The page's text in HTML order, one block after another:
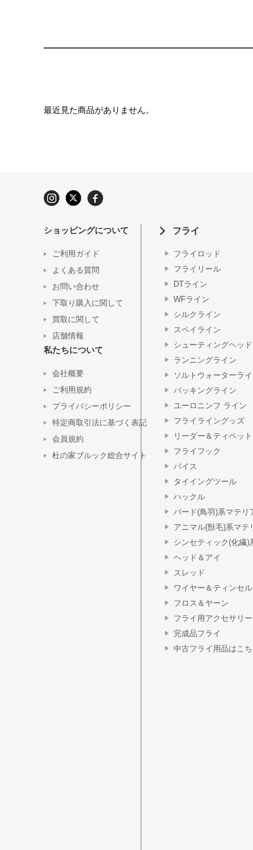
最近見た商品がありません。
ショッピングについて
ご利用ガイド
よくある質問
お問い合わせ
下取り購入に関して
買取に関して
店舗情報
私たちについて
会社概要
ご利用規約
プライバシーポリシー
特定商取引法に基づく表記
会員規約
杜の家ブルック総合サイト
フライ
フライロッド
フライリール
DTライン
WFライン
シルクライン
スペイライン
シューティングヘッド
ランニングライン
ソルトウォーターラ
バッキングライン
ユーロニンフ ライン
フライライングッズ
リーダー＆ティペット
フライフック
バイス
タイイングツール
ハックル
バード(鳥羽)系マテリ
アニマル(獣毛)系マテ
シンセティック(化繊)
ヘッド＆アイ
スレッド
ワイヤー＆ティンセル
フロス＆ヤーン
フライ用アクセサリー
完成品フライ
中古フライ用品はこち